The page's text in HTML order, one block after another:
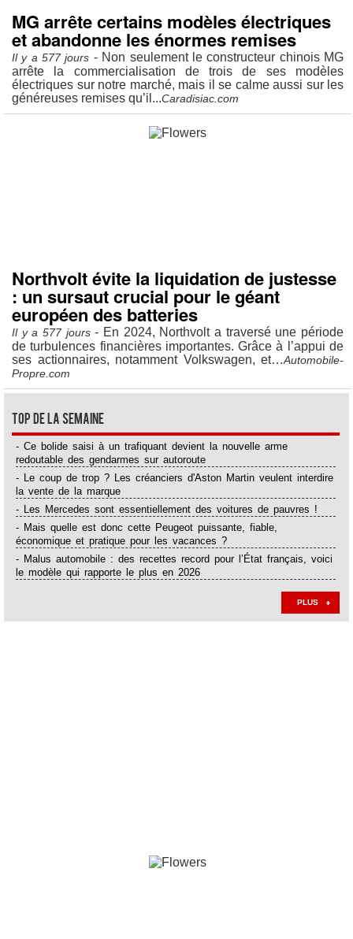
MG arrête certains modèles électriques
et abandonne les énormes remises
Il y a 577 jours - Non seulement le constructeur chinois MG
arrête la commercialisation de trois de ses modèles
électriques sur notre marché, mais il se calme aussi sur les
généreuses remises qu’il...Caradisiac.com
Northvolt évite la liquidation de justesse
: un sursaut crucial pour le géant
européen des batteries
Il y a 577 jours- En 2024, Northvolt a traversé une période
de turbulences financières importantes. Grâce à l’appui de
ses actionnaires, notamment Volkswagen, et…Automobile-
Propre.com
Top de la semaine
- Ce bolide saisi à un trafiquant devient la nouvelle arme
redoutable des gendarmes sur autoroute
- Le coup de trop ? Les créanciers d'Aston Martin veulent interdire
la vente de la marque
- Les Mercedes sont essentiellement des voitures de pauvres !
- Mais quelle est donc cette Peugeot puissante, fiable,
économique et pratique pour les vacances ?
- Malus automobile : des recettes record pour l’État français, voici
le modèle qui rapporte le plus en 2026
PLUS